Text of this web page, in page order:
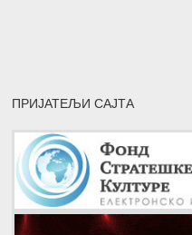
ПРИЈАТЕЉИ САЈТА